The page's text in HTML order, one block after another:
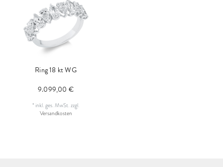
Ring 18 kt WG
9.099,00 €
* inkl. ges. MwSt.zzgl.
Versandkosten